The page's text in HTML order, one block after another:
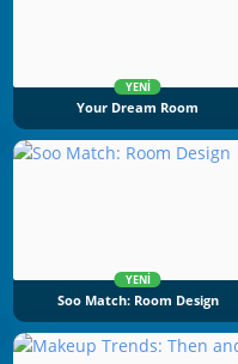
YENI
Your Dream Room
YENI
Soo Match: Room Design